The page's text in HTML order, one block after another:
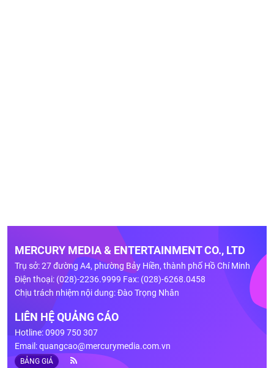
MERCURY MEDIA & ENTERTAINMENT CO., LTD
Trụ sở: 27 đường A4, phường Bảy Hiền, thành phố Hồ Chí Minh
Điện thoại: (028)-2236.9999 Fax: (028)-6268.0458
Chịu trách nhiệm nội dung: Đào Trọng Nhân
LIÊN HỆ QUẢNG CÁO
Hotline: 0909 750 307
Email:quangcao@mercurymedia.com.vn
BẢNG GIÁ